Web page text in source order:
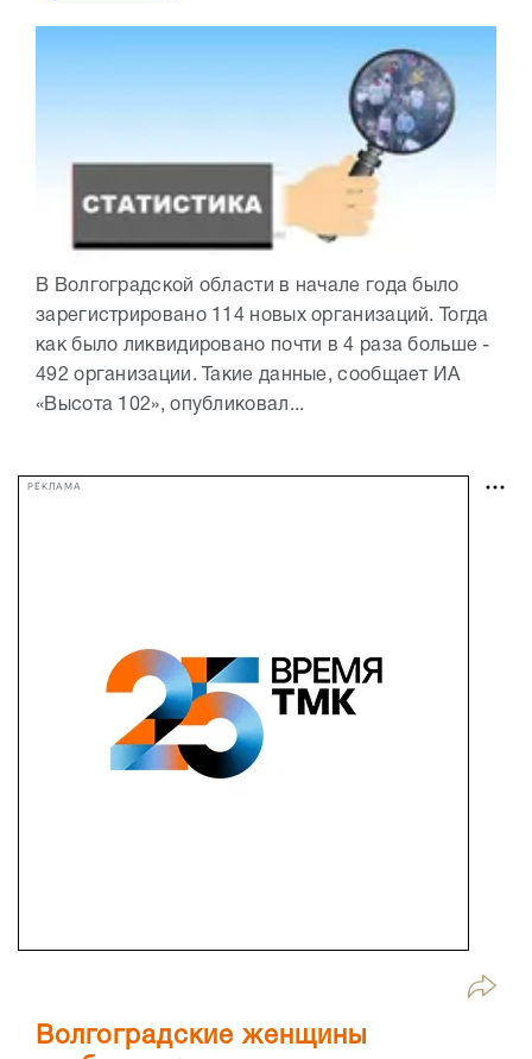
В Волгоградской области в начале года было
зарегистрировано 114 новых организаций. Тогда
как было ликвидировано почти в 4 раза больше -
492 организации. Такие данные, сообщает ИА
«Высота 102», опубликовал...
РЕКЛАМА
Волгоградские женщины